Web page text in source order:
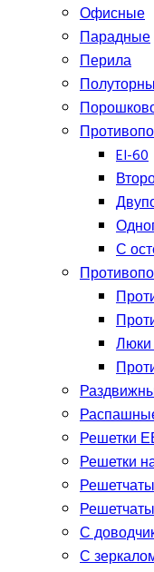
Офисные
Парадные
Перила
EI-60
С
Люки
Решетки
Решетки
С
С